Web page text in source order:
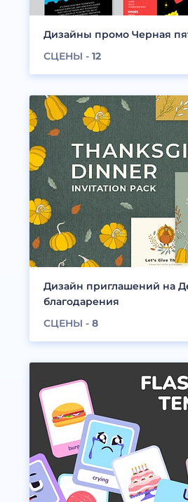
Дизайны промо Черная
СЦЕНЫ - 12
Дизайн приглашений на
благодарения
СЦЕНЫ - 8